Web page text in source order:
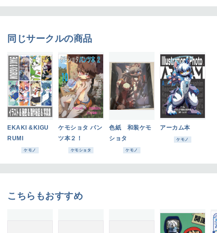
同じサークルの商品
EKAKI &KIGU
RUMI
ケモノ
ケモショタ パン
ツ本２！
ケモショタ
色紙 和装ケモ
ショタ
ケモノ
アーカム本
ケモノ
こちらもおすすめ